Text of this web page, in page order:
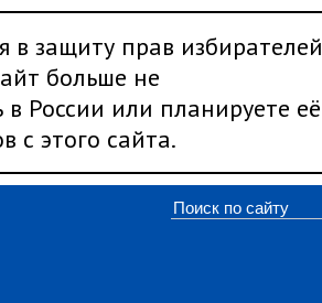
в защиту прав избирателей
больше не
России или планируете её
с этого сайта.